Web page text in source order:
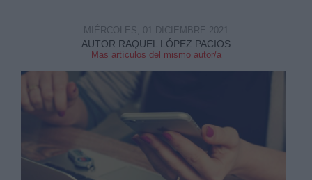
AUTOR RAQUEL LÓPEZ PACIOS
Mas artículos del mismo autor/a
MIÉRCOLES, 01 DICIEMBRE 2021
link